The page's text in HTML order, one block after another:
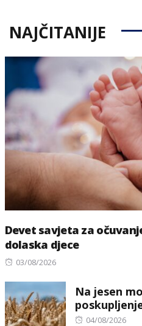
NAJČITANIJE
Devet savjeta za
dolaska djece
Posted
03/08/2026
Na jesen
Posted
04/08/2026